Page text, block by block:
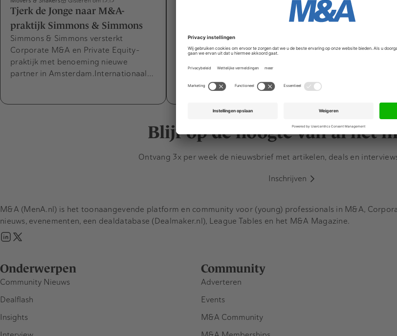
Tjerk de Jonge naar M&A-
praktijk Simmons & Simmons
Simmons & Simmons versterkt
Corporate M&A en Private Equity-
praktijk met benoeming nieuwe
partner in Amsterdam.Internationaal…
Désirée van Boxtel versterkt CFO
Capabel met private equity-
expertise
CFO Capabel, specialist in interim en
parttime directievoering, verwelkomt
nieuwe partner. Van…
BJTK: Chris
tot counsel
BJTK heeft
Blijf op de hoogte van al het
Ontvang 3x per week de nieuwsbrief met artikelen, deals en
Inschrijven
Onderwerpen
Community Nieuws
Dealflash
Insights
Community
Adverteren
Events
M&A Community
M&A (MenA.nl) is het toonaangevende platform en community voor (young) professionals in M&A,
nieuws, evenementen, een dealdatabase (Dealmaker.nl), League Tables en het M&A Magazine.